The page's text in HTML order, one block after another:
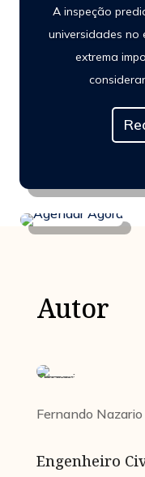
A inspeção
universidades no
extrema
Autor
Fernando Nazario
Engenheiro